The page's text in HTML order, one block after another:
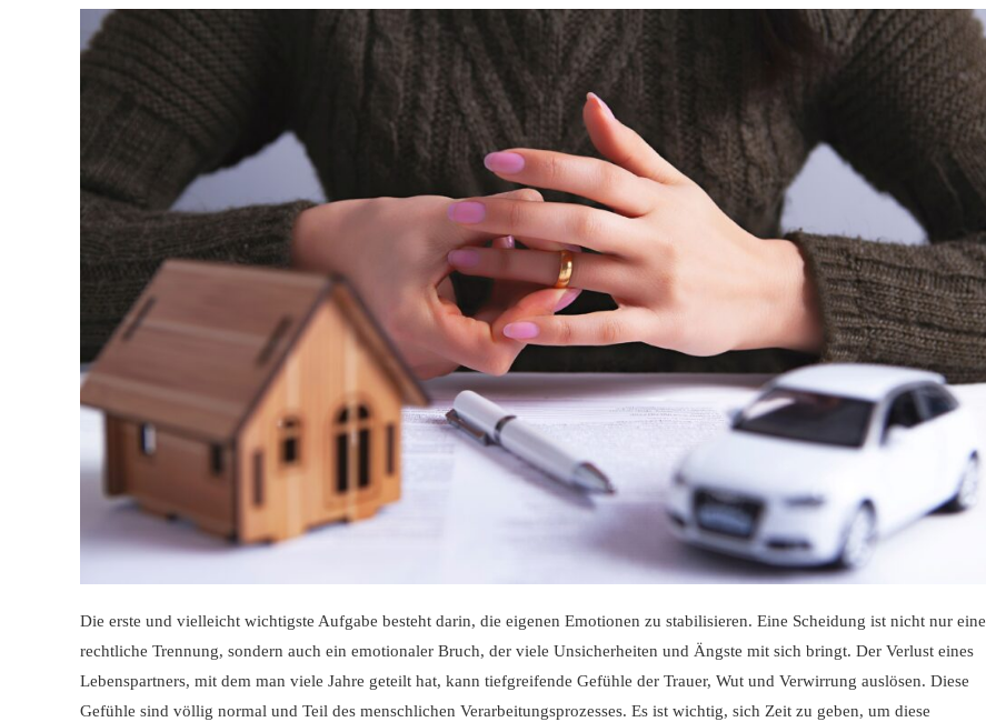
Die erste und vielleicht wichtigste Aufgabe besteht darin, die eigenen Emotionen zu stabilisieren. Eine Scheidung ist nicht nur eine
rechtliche Trennung, sondern auch ein emotionaler Bruch, der viele Unsicherheiten und Ängste mit sich bringt. Der Verlust eines
Lebenspartners, mit dem man viele Jahre geteilt hat, kann tiefgreifende Gefühle der Trauer, Wut und Verwirrung auslösen. Diese
Gefühle sind völlig normal und Teil des menschlichen Verarbeitungsprozesses. Es ist wichtig, sich Zeit zu geben, um diese